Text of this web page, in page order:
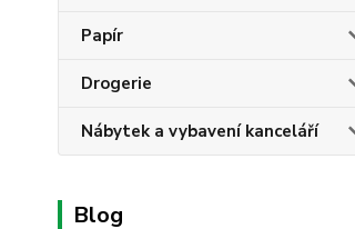
Papír
Drogerie
Nábytek a vybavení kanceláří
Blog